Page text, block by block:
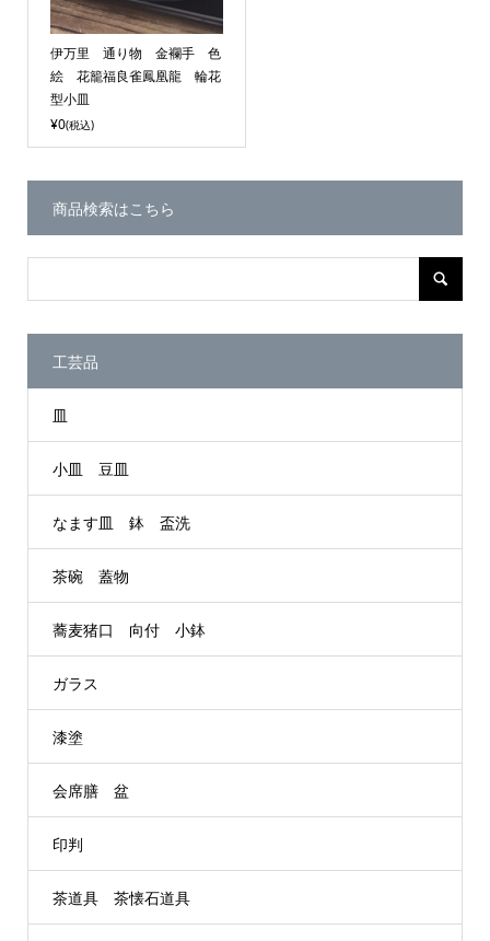
伊万里 通り物 金襴手 色
絵 花籠福良雀鳳凰龍 輪花
型小皿
¥0(税込)
商品検索はこちら
工芸品
皿
小皿 豆皿
なます皿 鉢 盃洗
茶碗 蓋物
蕎麦猪口 向付 小鉢
ガラス
漆塗
会席膳 盆
印判
茶道具 茶懐石道具